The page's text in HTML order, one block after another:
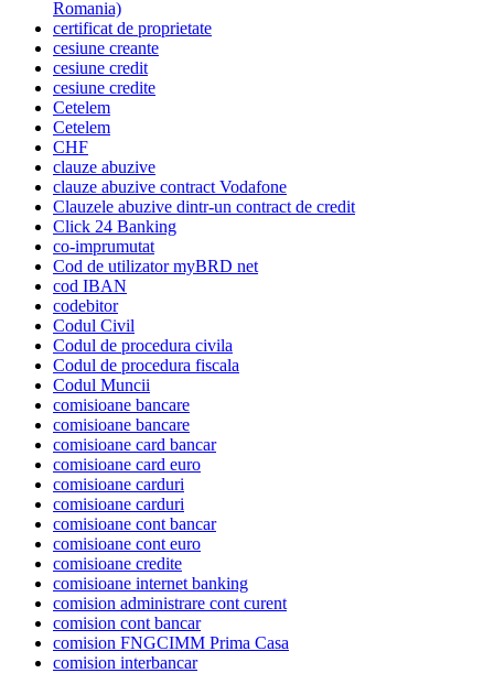
Romania)
certificat de proprietate
cesiune creante
cesiune credit
cesiune credite
Cetelem
Cetelem
CHF
clauze abuzive
clauze abuzive contract Vodafone
Clauzele abuzive dintr-un contract de credit
Click 24 Banking
co-imprumutat
Cod de utilizator myBRD net
cod IBAN
codebitor
Codul Civil
Codul de procedura civila
Codul de procedura fiscala
Codul Muncii
comisioane bancare
comisioane bancare
comisioane card bancar
comisioane card euro
comisioane carduri
comisioane carduri
comisioane cont bancar
comisioane cont euro
comisioane credite
comisioane internet banking
comision administrare cont curent
comision cont bancar
comision FNGCIMM Prima Casa
comision interbancar